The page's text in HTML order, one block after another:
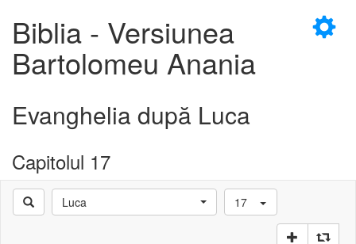
×
Biblia - Versiunea
Bartolomeu Anania
Evanghelia după Luca
Capitolul 17
Luca 17